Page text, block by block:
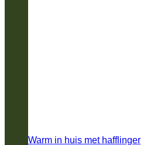
Warm in huis met hafflinger